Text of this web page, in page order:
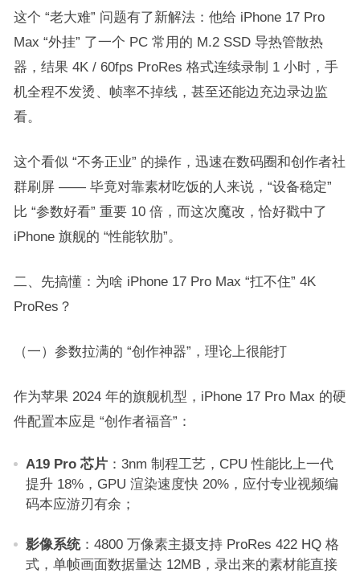
这个 “老大难” 问题有了新解法：他给 iPhone 17 Pro
Max “外挂” 了一个 PC 常用的 M.2 SSD 导热管散热
器，结果 4K / 60fps ProRes 格式连续录制 1 小时，手
机全程不发烫、帧率不掉线，甚至还能边充边录边监
看。​
这个看似 “不务正业” 的操作，迅速在数码圈和创作者社
群刷屏 —— 毕竟对靠素材吃饭的人来说，“设备稳定”
比 “参数好看” 重要 10 倍，而这次魔改，恰好戳中了
iPhone 旗舰的 “性能软肋”。​
二、先搞懂：为啥 iPhone 17 Pro Max “扛不住” 4K
ProRes？​
（一）参数拉满的 “创作神器”，理论上很能打​
作为苹果 2024 年的旗舰机型，iPhone 17 Pro Max 的硬
件配置本应是 “创作者福音”：​
A19 Pro 芯片：3nm 制程工艺，CPU 性能比上一代
提升 18%，GPU 渲染速度快 20%，应付专业视频编
码本应游刃有余；​
影像系统：4800 万像素主摄支持 ProRes 422 HQ 格
式，单帧画面数据量达 12MB，录出来的素材能直接